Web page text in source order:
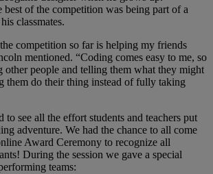
of the competition was being part of a
classmates.
competition so far is helping my friends
mentioned. “Coding comes easy to me, so
people and telling them what they might
them do their thing instead of fully taking
to see all the effort students and teachers put
adventure. We had the chance to all come
Award Ceremony to recognize all
During the session we gave a special
teams: